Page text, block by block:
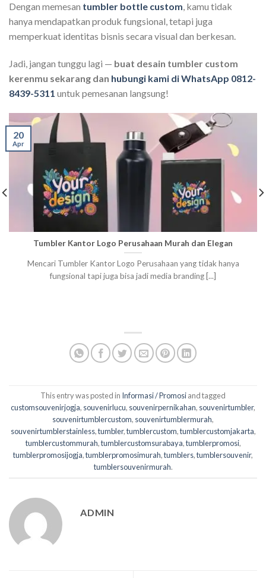
Dengan memesan tumbler bottle custom, kamu tidak
hanya mendapatkan produk fungsional, tetapi juga
memperkuat identitas bisnis secara visual dan berkesan.
Jadi, jangan tunggu lagi — buat desain tumbler custom
kerenmu sekarang dan hubungi kami di WhatsApp 0812-
8439-5311 untuk pemesanan langsung!
Tumbler Kantor Logo Perusahaan Murah dan Elegan
Mencari Tumbler Kantor Logo Perusahaan yang tidak hanya
fungsional tapi juga bisa jadi media branding [...]
20
Apr
This entry was posted in Informasi / Promosiand tagged
customsouvenirjogja, souvenirlucu, souvenirpernikahan, souvenirtumbler,
souvenirtumblercustom, souvenirtumblermurah,
souvenirtumblerstainless,tumbler,tumblercustom,tumblercustomjakarta,
tumblercustommurah,tumblercustomsurabaya,tumblerpromosi,
tumblerpromosijogja,tumblerpromosimurah,tumblers,tumblersouvenir,
tumblersouvenirmurah.
ADMIN